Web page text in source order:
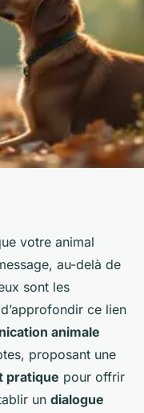
et
votre animal
au-delà de
sont les
ce lien
animale
proposant une
pratique pour offrir
un dialogue